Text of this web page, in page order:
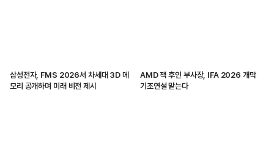
삼성전자, FMS 2026서 차세대 3D 메
모리 공개하며 미래 비전 제시
AMD 잭 후인 부사장, IFA 2026 개막
기조연설 맡는다